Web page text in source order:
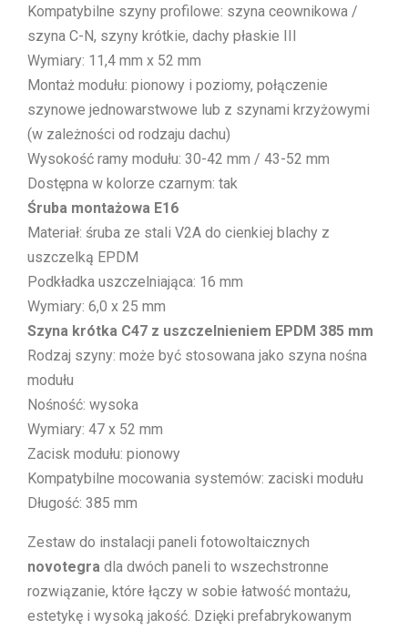
Kompatybilne szyny profilowe: szyna ceownikowa /
szyna C-N, szyny krótkie, dachy płaskie III
Wymiary: 11,4 mm x 52 mm
Montaż modułu: pionowy i poziomy, połączenie
szynowe jednowarstwowe lub z szynami krzyżowymi
(w zależności od rodzaju dachu)
Wysokość ramy modułu: 30-42 mm / 43-52 mm
Dostępna w kolorze czarnym: tak
Śruba montażowa E16
Materiał: śruba ze stali V2A do cienkiej blachy z
uszczelką EPDM
Podkładka uszczelniająca: 16 mm
Wymiary: 6,0 x 25 mm
Szyna krótka C47 z uszczelnieniem EPDM 385 mm
Rodzaj szyny: może być stosowana jako szyna nośna
modułu
Nośność: wysoka
Wymiary: 47 x 52 mm
Zacisk modułu: pionowy
Kompatybilne mocowania systemów: zaciski modułu
Długość: 385 mm
Zestaw do instalacji paneli fotowoltaicznych
novotegra dla dwóch paneli to wszechstronne
rozwiązanie, które łączy w sobie łatwość montażu,
estetykę i wysoką jakość. Dzięki prefabrykowanym